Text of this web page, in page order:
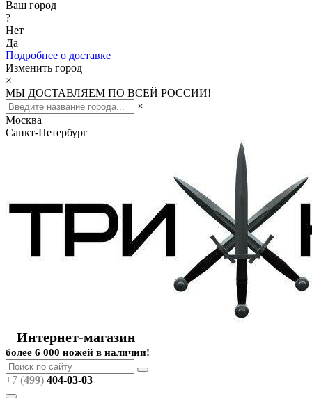
Ваш город
?
Нет
Да
Подробнее о доставке
Изменить город
×
МЫ ДОСТАВЛЯЕМ ПО ВСЕЙ РОССИИ!
×
Москва
Санкт-Петербург
Интернет-магазин
более 6 000 ножей в наличии!
+7 (499) 404-03-03